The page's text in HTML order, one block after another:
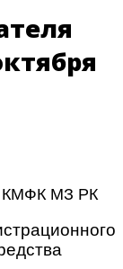
КМФК МЗ РК